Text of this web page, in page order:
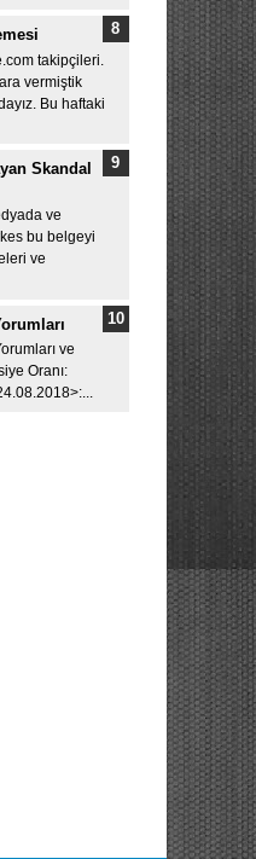
takipçileri.
ara vermiştik
Bu haftaki
Skandal
ve
bu belgeyi
ve
ve
Oranı: